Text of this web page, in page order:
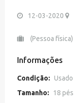
12-03-2020
(Pessoa física)
Informações
Condição: Usado
Tamanho:
18 pés